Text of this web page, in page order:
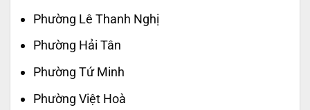
Phường Lê Thanh Nghị
Phường Hải Tân
Phường Tứ Minh
Phường Việt Hoà